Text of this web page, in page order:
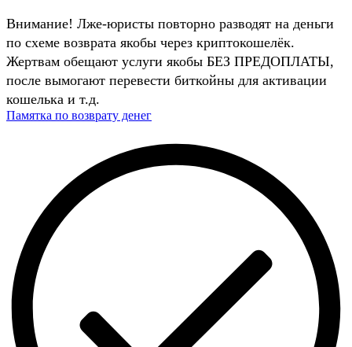
Внимание! Лже-юристы повторно разводят на деньги
по схеме возврата якобы через криптокошелёк.
Жертвам обещают услуги якобы БЕЗ ПРЕДОПЛАТЫ,
после вымогают перевести биткойны для активации
кошелька и т.д.
Памятка по возврату денег